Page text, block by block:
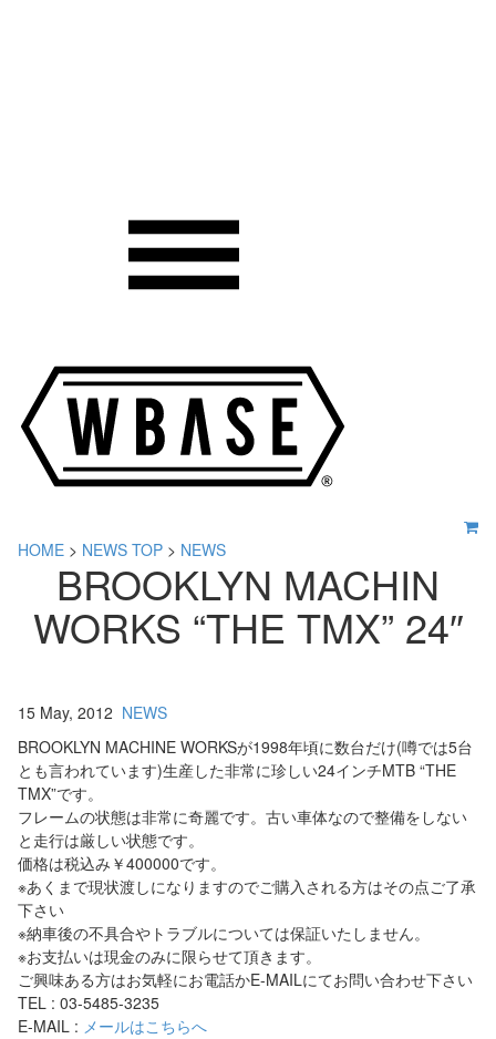
HOME > NEWS TOP > NEWS
BROOKLYN MACHIN
WORKS “THE TMX” 24″
15 May, 2012 NEWS
BROOKLYN MACHINE WORKSが1998年頃に数台だけ(噂では5台
とも言われています)生産した非常に珍しい24インチMTB “THE
TMX”です。
フレームの状態は非常に奇麗です。古い車体なので整備をしない
と走行は厳しい状態です。
価格は税込み￥400000です。
※あくまで現状渡しになりますのでご購入される方はその点ご了承
下さい
※納車後の不具合やトラブルについては保証いたしません。
※お支払いは現金のみに限らせて頂きます。
ご興味ある方はお気軽にお電話かE-MAILにてお問い合わせ下さい
TEL : 03-5485-3235
E-MAIL : メールはこちらへ